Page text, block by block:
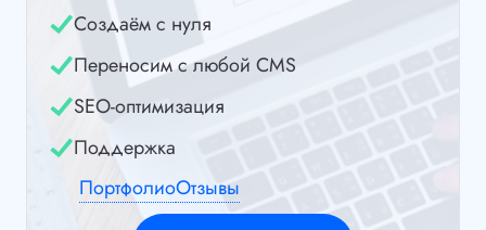
Создаём с нуля
Переносим с любой CMS
SEO-оптимизация
Поддержка
ПортфолиоОтзывы